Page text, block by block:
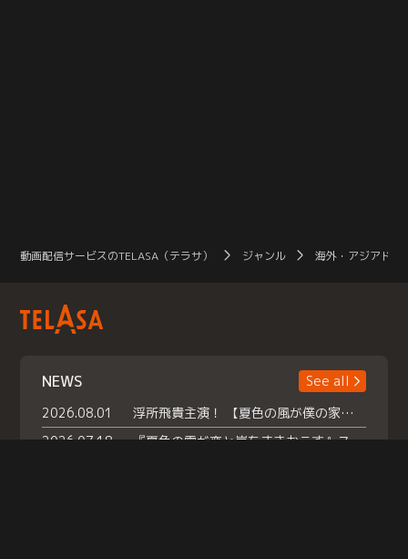
動画配信サービスのTELASA（テラサ） ジャンル 海外・アジアドラ
NEWS
See all
2026.08.01
浮所飛貴主演！ 【夏色の風が僕の家にやってきた】 本日よりテラサで独占配信スタート！
2026.07.18
『夏色の雲が恋と嵐をまきおこす』スペシャルメイキング 【Part1】2026年７月18日（土）23時30分～配信スタート！話題のシーンの裏側を大公開！豪華キャスト大集合！ 『武宮家 真夏の家族会議』開催！